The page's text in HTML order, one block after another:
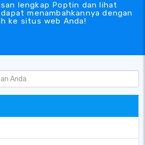
lengkap Poptin dan lihat
menambahkannya dengan
ke situs web Anda!